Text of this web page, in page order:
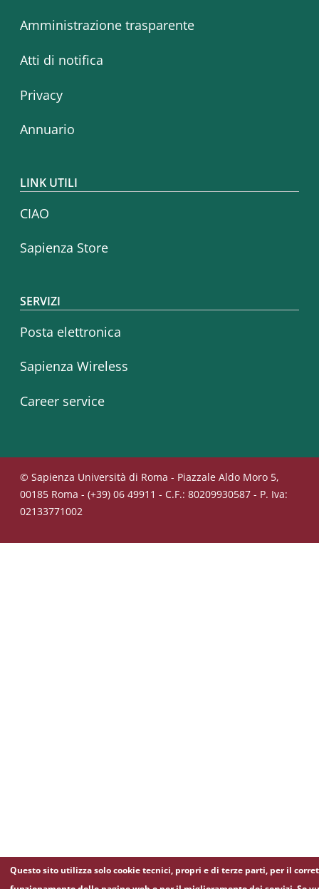
Amministrazione trasparente
Atti di notifica
Privacy
Annuario
LINK UTILI
CIAO
Sapienza Store
SERVIZI
Posta elettronica
Sapienza Wireless
Career service
© Sapienza Università di Roma - Piazzale Aldo Moro 5,
00185 Roma - (+39) 06 49911 - C.F.: 80209930587 - P. Iva:
02133771002
Questo sito utilizza solo cookie tecnici, propri e di terze parti, per il